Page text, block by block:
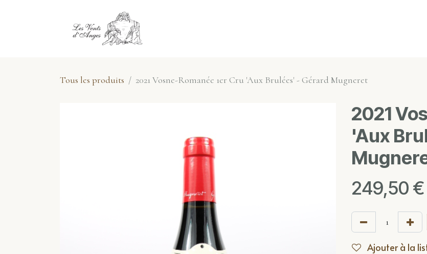
Tous les produits 2021 Vosne-Romanée 1er Cru 'Aux Brulées' - Gérard Mugneret
2021
'Aux
249,50 €
Ajouter à la